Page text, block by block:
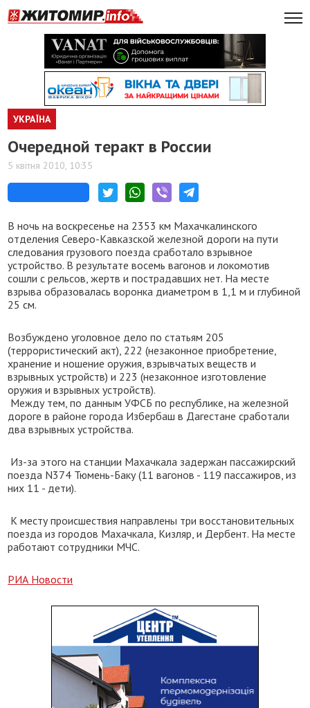
УКРАЇНА
Очередной теракт в России
5 квітня 2010, 10:35
В ночь на воскресенье на 2353 км Махачкалинского
отделения Северо-Кавказской железной дороги на пути
следования грузового поезда сработало взрывное
устройство. В результате восемь вагонов и локомотив
сошли с рельсов, жертв и пострадавших нет. На месте
взрыва образовалась воронка диаметром в 1,1 м и глубиной
25 см.
Возбуждено уголовное дело по статьям 205
(террористический акт), 222 (незаконное приобретение,
хранение и ношение оружия, взрывчатых веществ и
взрывных устройств) и 223 (незаконное изготовление
оружия и взрывных устройств).
Между тем, по данным УФСБ по республике, на железной
дороге в районе города Избербаш в Дагестане сработали
два взрывных устройства.
Из-за этого на станции Махачкала задержан пассажирский
поезда N374 Тюмень-Баку (11 вагонов - 119 пассажиров, из
них 11 - дети).
К месту происшествия направлены три восстановительных
поезда из городов Махачкала, Кизляр, и Дербент. На месте
работают сотрудники МЧС.
РИА Новости